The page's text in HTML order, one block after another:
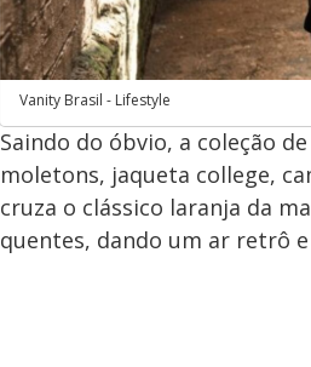
Vanity Brasil - Lifestyle
Saindo do óbvio, a coleção
moletons, jaqueta college,
cruza o clássico laranja da
quentes, dando um ar retrô e